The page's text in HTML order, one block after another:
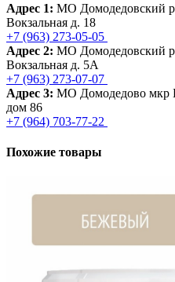
Адрес 1: МО Домодедовский
Вокзальная д. 18
+7 (963) 273-05-05
Адрес 2: МО Домодедовский
Вокзальная д. 5А
+7 (963) 273-07-07
Адрес 3: МО Домодедово мкр
дом 86
+7 (964) 703-77-22
Похожие товары